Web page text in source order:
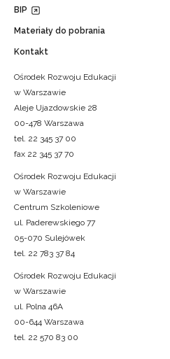
BIP
Materiały do pobrania
Kontakt
Ośrodek Rozwoju Edukacji
w Warszawie
Aleje Ujazdowskie 28
00-478 Warszawa
tel. 22 345 37 00
fax 22 345 37 70
Ośrodek Rozwoju Edukacji
w Warszawie
Centrum Szkoleniowe
ul. Paderewskiego 77
05-070 Sulejówek
tel. 22 783 37 84
Ośrodek Rozwoju Edukacji
w Warszawie
ul. Polna 46A
00-644 Warszawa
tel. 22 570 83 00